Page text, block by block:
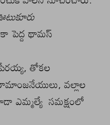
పెద్ద థామస్
తోకల
వల్లాల
ఎమ్మల్యే సమక్షంలో